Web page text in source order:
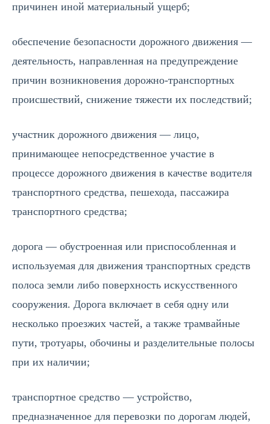
причинен иной материальный ущерб;
обеспечение безопасности дорожного движения —
деятельность, направленная на предупреждение
причин возникновения дорожно-транспортных
происшествий, снижение тяжести их последствий;
участник дорожного движения — лицо,
принимающее непосредственное участие в
процессе дорожного движения в качестве водителя
транспортного средства, пешехода, пассажира
транспортного средства;
дорога — обустроенная или приспособленная и
используемая для движения транспортных средств
полоса земли либо поверхность искусственного
сооружения. Дорога включает в себя одну или
несколько проезжих частей, а также трамвайные
пути, тротуары, обочины и разделительные полосы
при их наличии;
транспортное средство — устройство,
предназначенное для перевозки по дорогам людей,